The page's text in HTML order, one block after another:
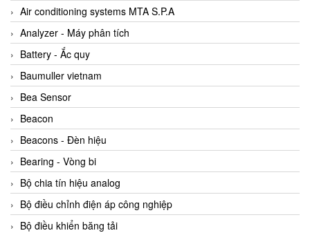
AC&T Vietnam
Accepta Vietnam
ACCUMAC Vietnam
AccuWeb Vietnam
Acey
ACOEM Vietnam
ADCA Vietnam
ADFweb Vietnam
Adler Vietnam
Ados Vietnam
Advanced Energy Vietnam
Air conditioning systems MTA S.P.A
Analyzer - Máy phân tích
Battery - Ắc quy
Baumuller vietnam
Bea Sensor
Beacon
Beacons - Đèn hiệu
Bearing - Vòng bi
Bộ chia tín hiệu analog
Bộ điều chỉnh điện áp công nghiệp
Bộ điều khiển băng tải